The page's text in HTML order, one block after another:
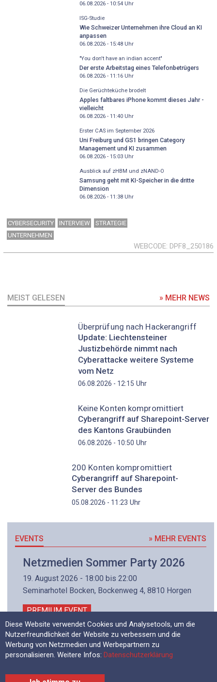
06.08.2026 - 10:54Uhr
ISG-Studie
Wie Schweizer Unternehmen ihre Cloud an KI
anpassen
06.08.2026 - 15:48Uhr
"You don't have an indian accent"
Der erste Arbeitstag eines Telefonbetrügers
06.08.2026 - 11:16Uhr
Die Gerüchteküche brodelt
Apples faltbares iPhone kommt dieses Jahr -
vielleicht
06.08.2026 - 11:40Uhr
Erster CAS im September 2026
Uni Freiburg und GS1 bringen Category
Management und KI zusammen
06.08.2026 - 15:03Uhr
Ausblick auf zHBM und zNAND-O
Samsung geht mit KI-Speicher in die dritte
Dimension
06.08.2026 - 11:38Uhr
CYBERSECURITY INTERVIEW
STRATEGIE
UNTERNEHMEN
WEBCODE DPF8_250186
MEIST GELESEN » MEHR NEWS
Überprüfung nach Hackerangriff
Update: Liechtensteiner
Justizbehörde nimmt nach
Cyberattacke weitere Systeme
vom Netz
06.08.2026 - 12:15 Uhr
Keine Konten kompromittiert
Cyberangriff auf Sharepoint-Server
des Kantons Graubünden
06.08.2026 - 10:50 Uhr
200 Konten kompromittiert
Cyberangriff auf Sharepoint-
Server des Bundes
05.08.2026 - 11:23 Uhr
EVENTS » MEHR EVENTS
Netzmedien Sommer Party 2026
19. August 2026 - 18:00 bis 22:00
Seminarhotel Bocken, Bockenweg 4, 8810 Horgen
PREMIUM EVENT
Diese Website verwendet Cookies und Analysetools, um die
Nutzerfreundlichkeit der Website zu verbessern und die
Werbung von Netzmedien und Werbepartnern zu
personalisieren. Weitere Infos:Datenschutzerklärung